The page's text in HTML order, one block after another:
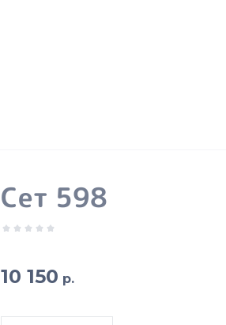
Сет 598
10 150 р.